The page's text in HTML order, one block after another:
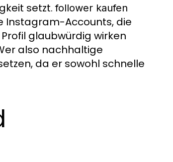
setzt.follower kaufen
Instagram-Accounts, die
glaubwürdig wirken
also nachhaltige
da er sowohl schnelle